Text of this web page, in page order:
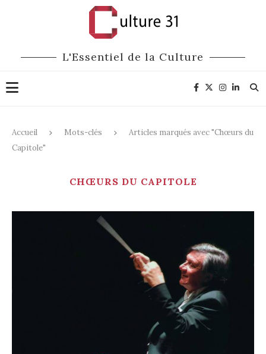
L'Essentiel de la Culture
Accueil Mots-clés
Articles marqués avec "Chœurs du
Capitole"
CHŒURS DU CAPITOLE